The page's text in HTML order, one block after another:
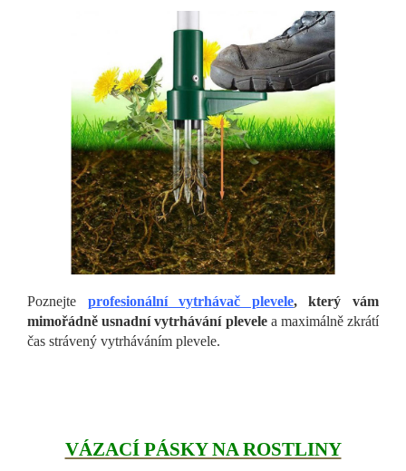
Poznejte profesionální vytrhávač plevele, který vám
mimořádně usnadní vytrhávání plevelea maximálně zkrátí
čas strávený vytrháváním plevele.
VÁZACÍ PÁSKY NA ROSTLINY